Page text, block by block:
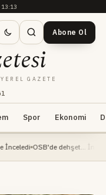
13:13
GAZETE
Abone Ol
Spor Ekonomi
OSB'de dehşet... İnşaat